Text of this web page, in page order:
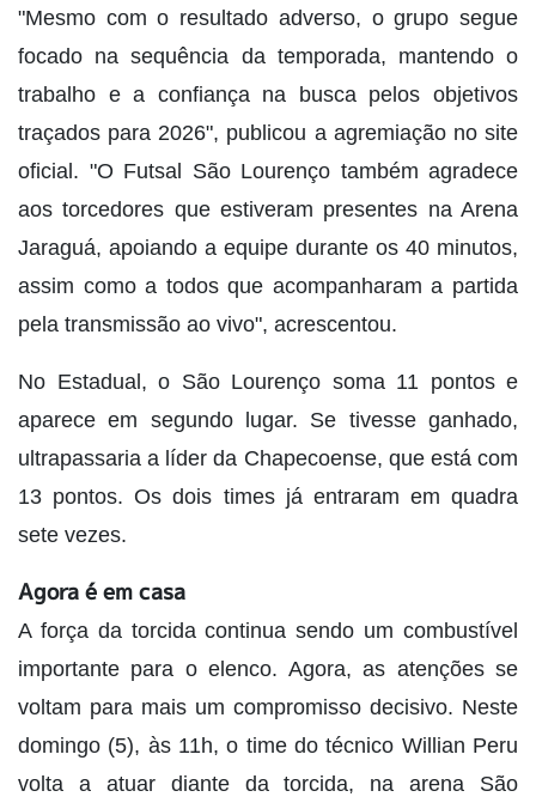
"Mesmo com o resultado adverso, o grupo segue
focado na sequência da temporada, mantendo o
trabalho e a confiança na busca pelos objetivos
traçados para 2026", publicou a agremiação no site
oficial. "O Futsal São Lourenço também agradece
aos torcedores que estiveram presentes na Arena
Jaraguá, apoiando a equipe durante os 40 minutos,
assim como a todos que acompanharam a partida
pela transmissão ao vivo", acrescentou.
No Estadual, o São Lourenço soma 11 pontos e
aparece em segundo lugar. Se tivesse ganhado,
ultrapassaria a líder da Chapecoense, que está com
13 pontos. Os dois times já entraram em quadra
sete vezes.
Agora é em casa
A força da torcida continua sendo um combustível
importante para o elenco. Agora, as atenções se
voltam para mais um compromisso decisivo. Neste
domingo (5), às 11h, o time do técnico Willian Peru
volta a atuar diante da torcida, na arena São